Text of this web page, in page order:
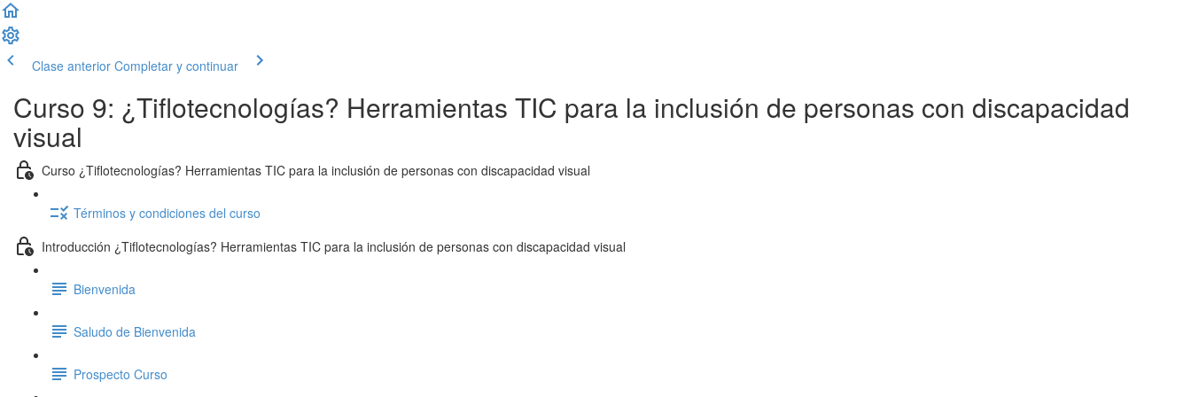
Clase anterior Completar y continuar
Curso 9: ¿Tiflotecnologías? Herramientas TIC para la inclusión de personas con discapacidad
visual
Curso ¿Tiflotecnologías? Herramientas TIC para la inclusión de personas con discapacidad visual
Términos y condiciones del curso
Introducción ¿Tiflotecnologías? Herramientas TIC para la inclusión de personas con discapacidad visual
Bienvenida
Saludo de Bienvenida
Prospecto Curso